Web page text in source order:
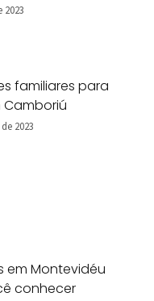
2023
familiares para
Camboriú
2023
em Montevidéu
conhecer